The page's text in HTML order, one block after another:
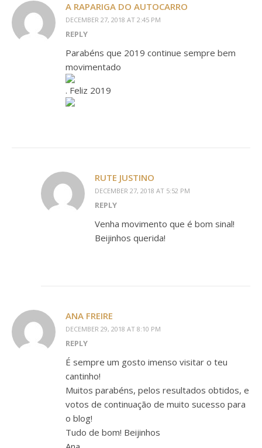
A RAPARIGA DO AUTOCARRO
DECEMBER 27, 2018 AT 2:45 PM
REPLY
Parabéns que 2019 continue sempre bem
movimentado
. Feliz 2019
RUTE JUSTINO
DECEMBER 27, 2018 AT 5:52 PM
REPLY
Venha movimento que é bom sinal!
Beijinhos querida!
ANA FREIRE
DECEMBER 29, 2018 AT 8:10 PM
REPLY
É sempre um gosto imenso visitar o teu
cantinho!
Muitos parabéns, pelos resultados obtidos, e
votos de continuação de muito sucesso para
o blog!
Tudo de bom! Beijinhos